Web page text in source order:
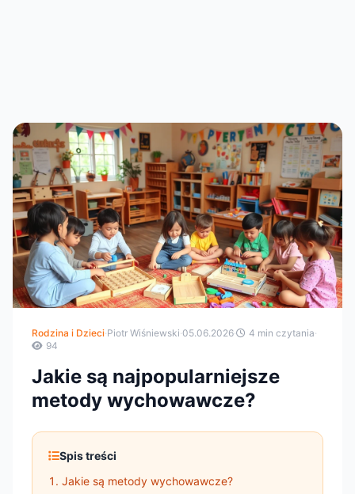
Rodzina i Dzieci·Piotr Wiśniewski·05.06.2026· 4 min czytania·
94
Jakie są najpopularniejsze
metody wychowawcze?
Spis treści
Jakie są metody wychowawcze?